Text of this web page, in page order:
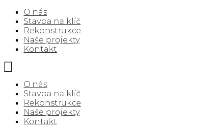
O nás
Stavba na klíč
Rekonstrukce
Naše projekty
Kontakt
O nás
Stavba na klíč
Rekonstrukce
Naše projekty
Kontakt